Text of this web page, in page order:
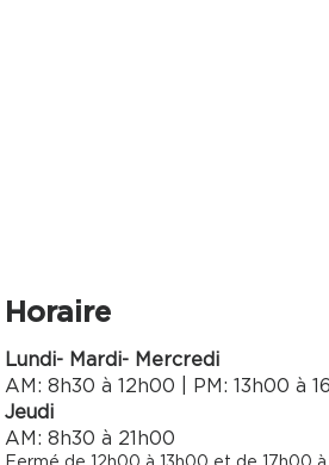
Horaire
Lundi- Mardi- Mercredi
AM: 8h30 à 12h00 | PM: 13h00 à
Jeudi
AM: 8h30 à 21h00